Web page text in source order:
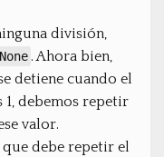
división,
None . Ahora bien,
detiene cuando el
1, debemos repetir
valor.
debe repetir el